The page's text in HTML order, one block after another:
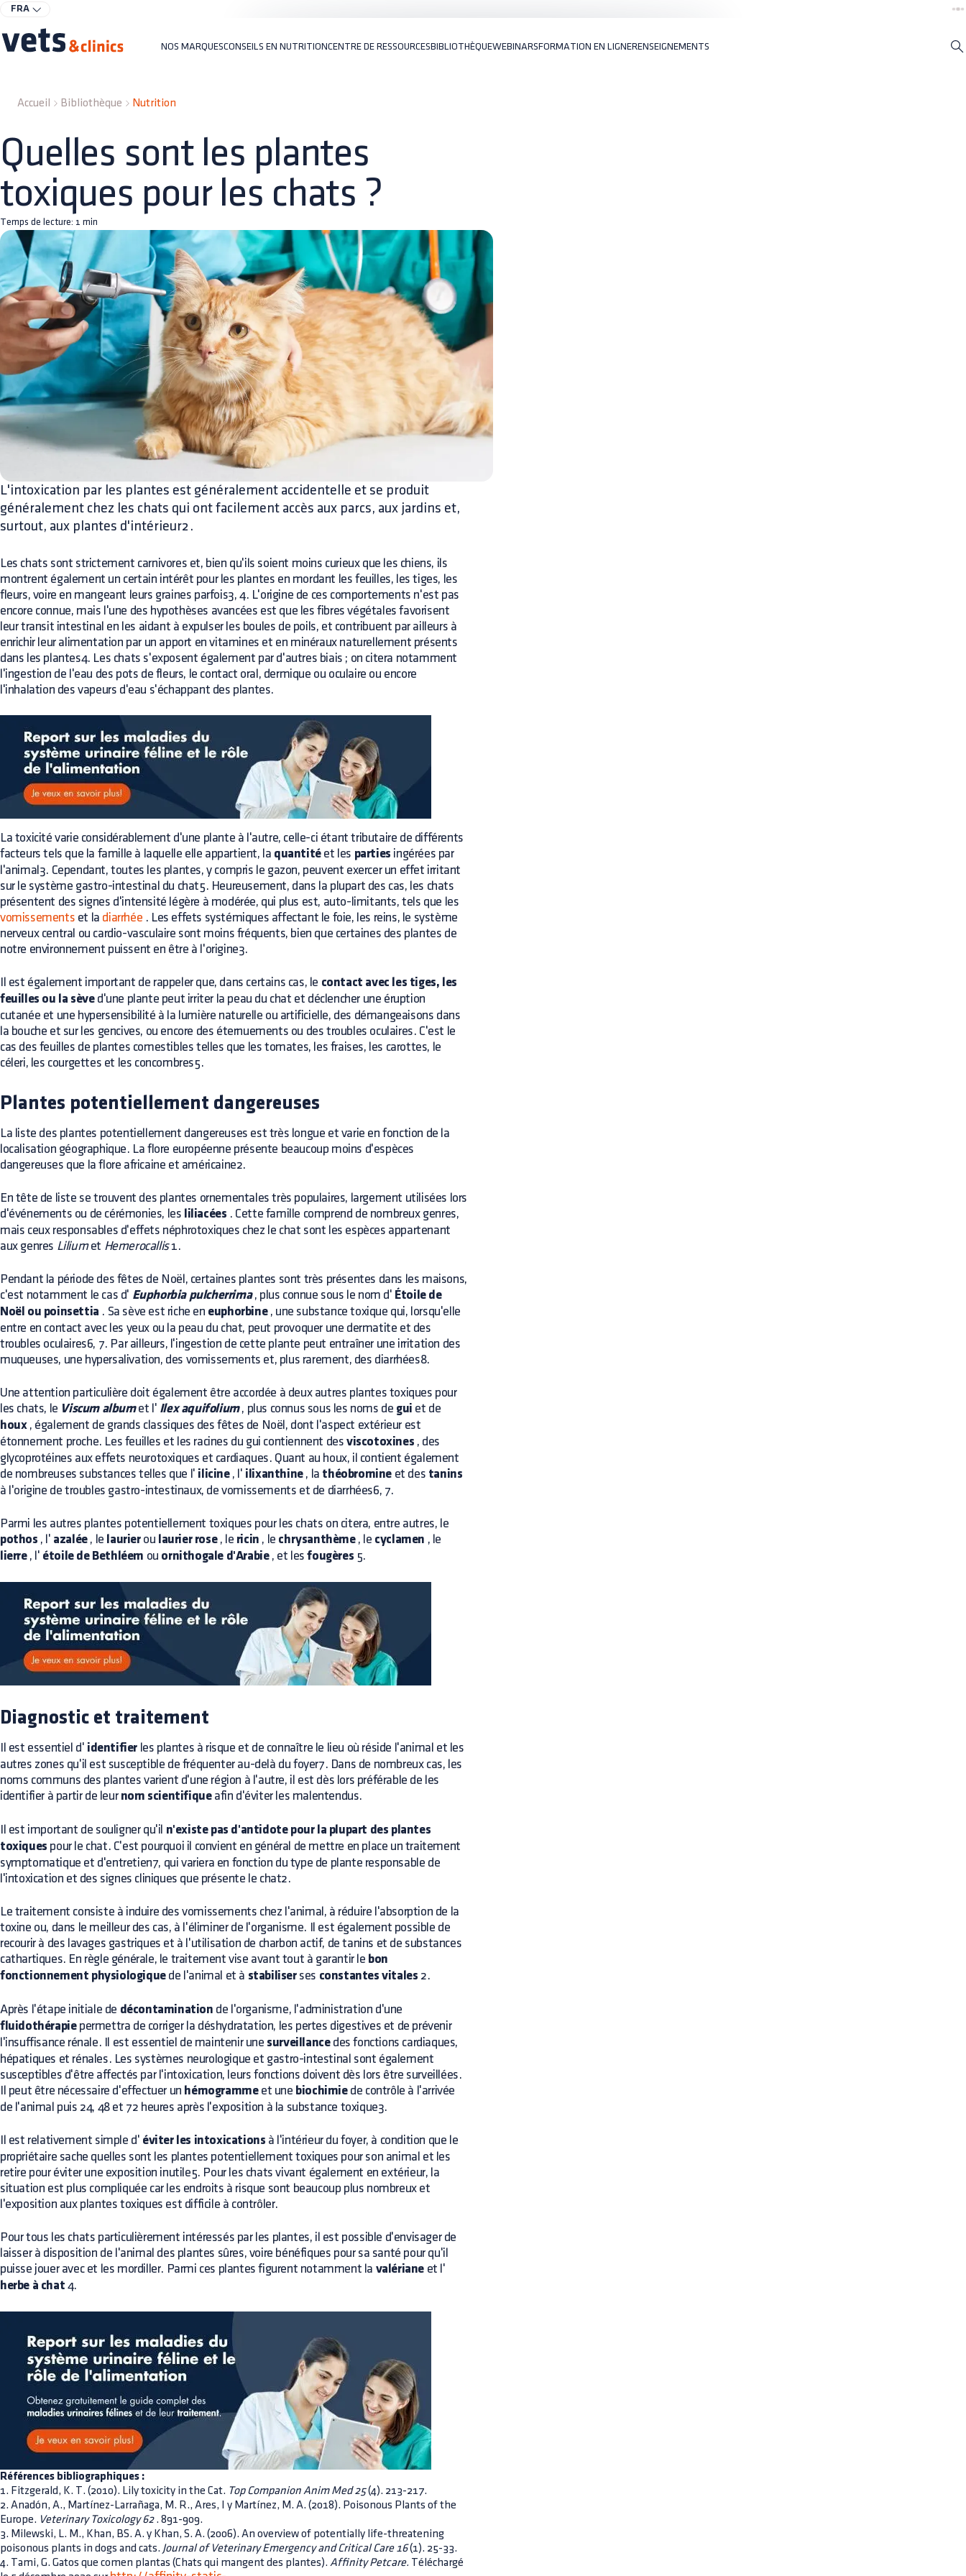
FRA
NOS MARQUESCONSEILS EN NUTRITIONCENTRE DE RESSOURCESBIBLIOTHÈQUEWEBINARSFORMATION EN LIGNERENSEIGNEMENTS
Accueil Bibliothèque Nutrition
Quelles sont les plantes
toxiques pour les chats ?
Temps de lecture: 1 min
L'intoxication par les plantes est généralement accidentelle et se produit
généralement chez les chats qui ont facilement accès aux parcs, aux jardins et,
surtout, aux plantes d'intérieur2.
Les chats sont strictement carnivores et, bien qu'ils soient moins curieux que les chiens, ils
montrent également un certain intérêt pour les plantes en mordant les feuilles, les tiges, les
fleurs, voire en mangeant leurs graines parfois3, 4. L'origine de ces comportements n'est pas
encore connue, mais l'une des hypothèses avancées est que les fibres végétales favorisent
leur transit intestinal en les aidant à expulser les boules de poils, et contribuent par ailleurs à
enrichir leur alimentation par un apport en vitamines et en minéraux naturellement présents
dans les plantes4. Les chats s'exposent également par d'autres biais ; on citera notamment
l'ingestion de l'eau des pots de fleurs, le contact oral, dermique ou oculaire ou encore
l'inhalation des vapeurs d'eau s'échappant des plantes.
La toxicité varie considérablement d'une plante à l'autre, celle-ci étant tributaire de différents
facteurs tels que la famille à laquelle elle appartient, la quantitéet les parties ingérées par
l'animal3. Cependant, toutes les plantes, y compris le gazon, peuvent exercer un effet irritant
sur le système gastro-intestinal du chat5. Heureusement, dans la plupart des cas, les chats
présentent des signes d'intensité légère à modérée, qui plus est, auto-limitants, tels que les
vomissements et la diarrhée . Les effets systémiques affectant le foie, les reins, le système
nerveux central ou cardio-vasculaire sont moins fréquents, bien que certaines des plantes de
notre environnement puissent en être à l'origine3.
Il est également important de rappeler que, dans certains cas, le contact avec les tiges, les
feuilles ou la sèved'une plante peut irriter la peau du chat et déclencher une éruption
cutanée et une hypersensibilité à la lumière naturelle ou artificielle, des démangeaisons dans
la bouche et sur les gencives, ou encore des éternuements ou des troubles oculaires. C'est le
cas des feuilles de plantes comestibles telles que les tomates, les fraises, les carottes, le
céleri, les courgettes et les concombres5.
Plantes potentiellement dangereuses
La liste des plantes potentiellement dangereuses est très longue et varie en fonction de la
localisation géographique. La flore européenne présente beaucoup moins d'espèces
dangereuses que la flore africaine et américaine2.
En tête de liste se trouvent des plantes ornementales très populaires, largement utilisées lors
d'événements ou de cérémonies, les liliacées . Cette famille comprend de nombreux genres,
mais ceux responsables d'effets néphrotoxiques chez le chat sont les espèces appartenant
aux genres Liliumet Hemerocallis1.
Pendant la période des fêtes de Noël, certaines plantes sont très présentes dans les maisons,
c'est notamment le cas d' Euphorbia pulcherrima, plus connue sous le nom d' Étoile de
Noël ou poinsettia . Sa sève est riche en euphorbine, une substance toxique qui, lorsqu'elle
entre en contact avec les yeux ou la peau du chat, peut provoquer une dermatite et des
troubles oculaires6, 7. Par ailleurs, l'ingestion de cette plante peut entraîner une irritation des
muqueuses, une hypersalivation, des vomissements et, plus rarement, des diarrhées8.
Une attention particulière doit également être accordée à deux autres plantes toxiques pour
les chats, le Viscum albumet l' Ilex aquifolium, plus connus sous les noms de gui et de
houx, également de grands classiques des fêtes de Noël, dont l'aspect extérieur est
étonnement proche. Les feuilles et les racines du gui contiennent desviscotoxines , des
glycoprotéines aux effets neurotoxiques et cardiaques. Quant au houx, il contient également
de nombreuses substances telles que l' ilicine, l' ilixanthine, la théobromine et des tanins
à l'origine de troubles gastro-intestinaux, de vomissements et de diarrhées6, 7.
Parmi les autres plantes potentiellement toxiques pour les chats on citera, entre autres, le
pothos , l' azalée, le laurierou laurier rose, le ricin , le chrysanthème, le cyclamen , le
lierre, l' étoile de Bethléem ou ornithogale d'Arabie, et lesfougères 5.
Diagnostic et traitement
Il est essentiel d' identifier les plantes à risque et de connaître le lieu où réside l'animal et les
autres zones qu'il est susceptible de fréquenter au-delà du foyer7. Dans de nombreux cas, les
noms communs des plantes varient d'une région à l'autre, il est dès lors préférable de les
identifier à partir de leur nom scientifiqueafin d'éviter les malentendus.
Il est important de souligner qu'il n'existe pas d'antidote pour la plupart des plantes
toxiques pour le chat. C'est pourquoi il convient en général de mettre en place un traitement
symptomatique et d'entretien7, qui variera en fonction du type de plante responsable de
l'intoxication et des signes cliniques que présente le chat2.
Le traitement consiste à induire des vomissements chez l'animal, à réduire l'absorption de la
toxine ou, dans le meilleur des cas, à l'éliminer de l'organisme. Il est également possible de
recourir à des lavages gastriques et à l'utilisation de charbon actif, de tanins et de substances
cathartiques. En règle générale, le traitement vise avant tout à garantir le bon
fonctionnement physiologiquede l'animal et à stabiliserses constantes vitales 2.
Après l'étape initiale de décontamination de l'organisme, l'administration d'une
fluidothérapiepermettra de corriger la déshydratation, les pertes digestives et de prévenir
l'insuffisance rénale. Il est essentiel de maintenir une surveillancedes fonctions cardiaques,
hépatiques et rénales. Les systèmes neurologique et gastro-intestinal sont également
susceptibles d'être affectés par l'intoxication, leurs fonctions doivent dès lors être surveillées.
Il peut être nécessaire d'effectuer un hémogrammeet une biochimiede contrôle à l'arrivée
de l'animal puis 24, 48 et 72 heures après l'exposition à la substance toxique3.
Il est relativement simple d' éviter les intoxications à l'intérieur du foyer, à condition que le
propriétaire sache quelles sont les plantes potentiellement toxiques pour son animal et les
retire pour éviter une exposition inutile5. Pour les chats vivant également en extérieur, la
situation est plus compliquée car les endroits à risque sont beaucoup plus nombreux et
l'exposition aux plantes toxiques est difficile à contrôler.
Pour tous les chats particulièrement intéressés par les plantes, il est possible d'envisager de
laisser à disposition de l'animal des plantes sûres, voire bénéfiques pour sa santé pour qu'il
puisse jouer avec et les mordiller. Parmi ces plantes figurent notamment la valériane et l'
herbe à chat 4.
Références bibliographiques :
1. Fitzgerald, K. T. (2010). Lily toxicity in the Cat. Top Companion Anim Med 25(4). 213-217.
2. Anadón, A., Martínez-Larrañaga, M. R., Ares, I y Martínez, M. A. (2018). Poisonous Plants of the
Europe. Veterinary Toxicology 62. 891-909.
3. Milewski, L. M., Khan, BS. A. y Khan, S. A. (2006). An overview of potentially life-threatening
poisonous plants in dogs and cats. Journal of Veterinary Emergency and Critical Care 16(1). 25-33.
4. Tami, G. Gatos que comen plantas (Chats qui mangent des plantes). Affinity Petcare. Téléchargé